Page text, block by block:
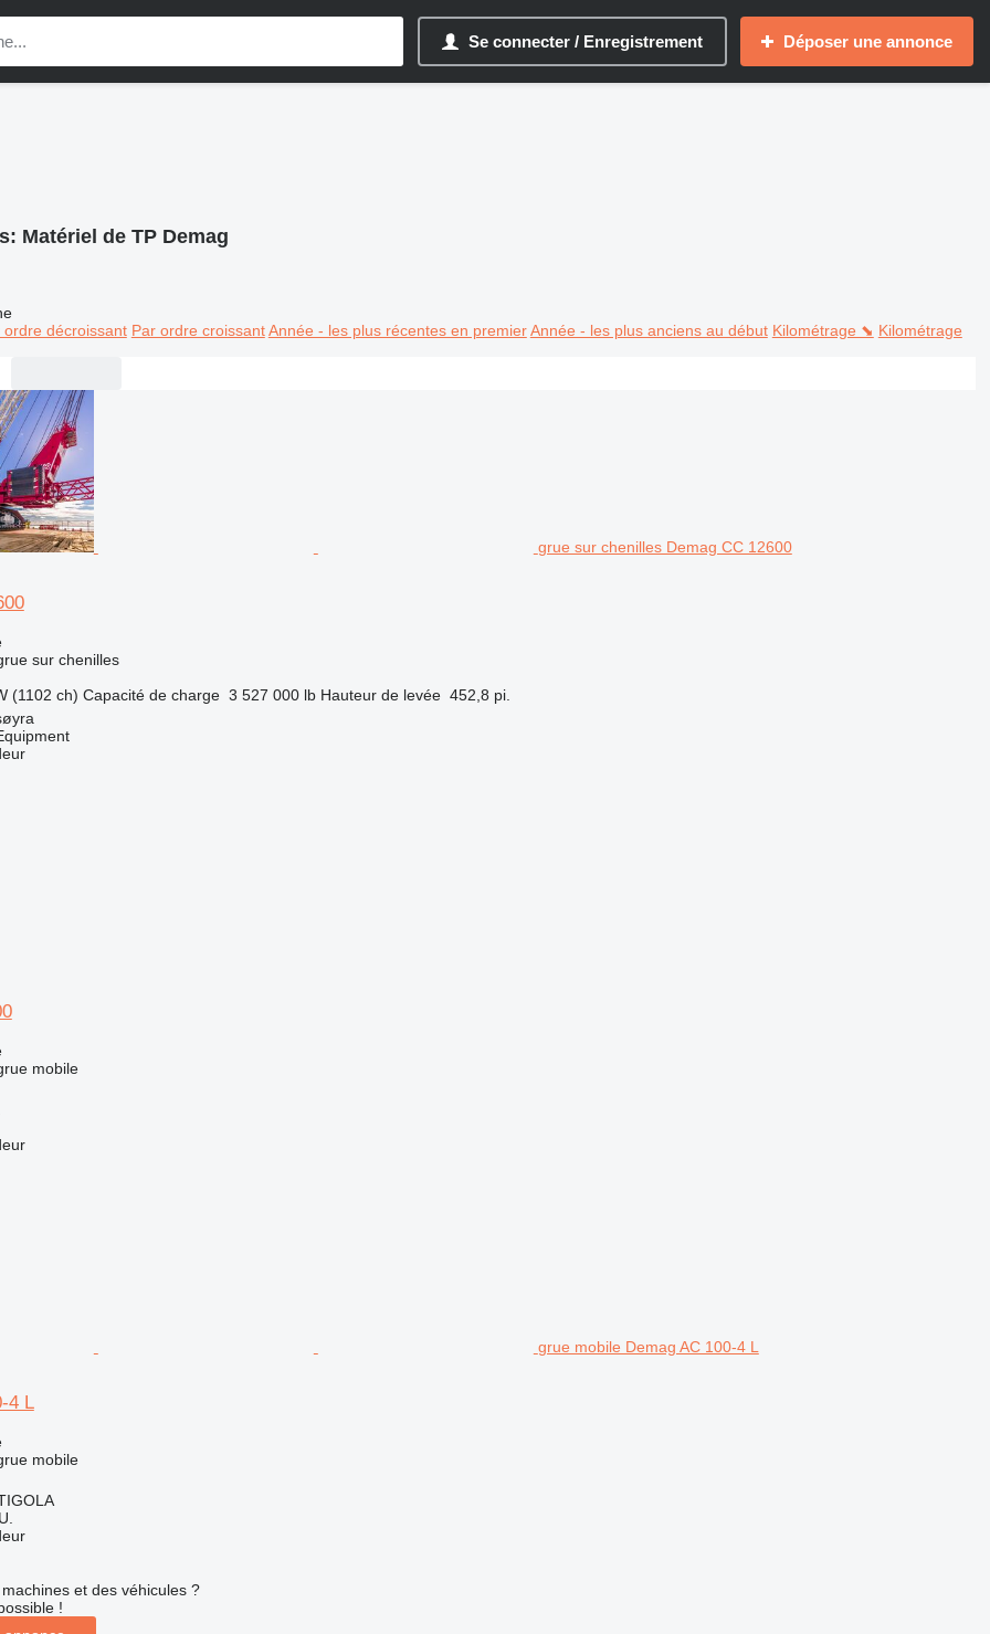
Se connecter / Enregistrement Déposer une annonce
Matériel de TP Demag
ordre décroissant Par ordre croissant Année - les plus récentes en premier Année - les plus anciens au début Kilométrage ⬊ Kilométrage
grue sur chenilles Demag CC 12600
sur chenilles
(1102 ch) Capacité de charge 3 527 000 lb Hauteur de levée 452,8 pi.
mobile
grue mobile Demag AC 100-4 L
4 L
mobile
et des véhicules ?
!